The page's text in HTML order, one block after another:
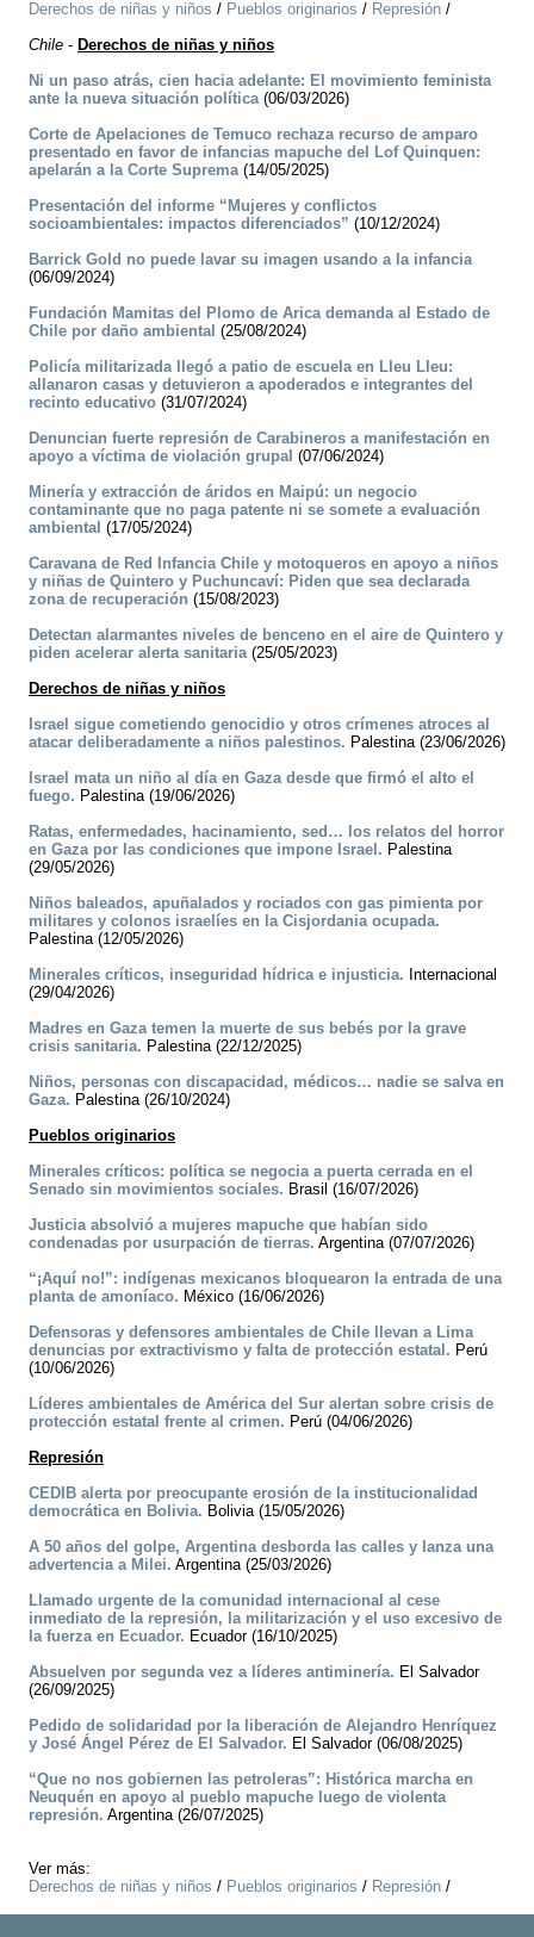
Derechos de niñas y niños / Pueblos originarios / Represión /
Chile - Derechos de niñas y niños
Ni un paso atrás, cien hacia adelante: El movimiento feminista
ante la nueva situación política(06/03/2026)
Corte de Apelaciones de Temuco rechaza recurso de amparo
presentado en favor de infancias mapuche del Lof Quinquen:
apelarán a la Corte Suprema(14/05/2025)
Presentación del informe “Mujeres y conflictos
socioambientales: impactos diferenciados” (10/12/2024)
Barrick Gold no puede lavar su imagen usando a la infancia
(06/09/2024)
Fundación Mamitas del Plomo de Arica demanda al Estado de
Chile por daño ambiental (25/08/2024)
Policía militarizada llegó a patio de escuela en Lleu Lleu:
allanaron casas y detuvieron a apoderados e integrantes del
recinto educativo (31/07/2024)
Denuncian fuerte represión de Carabineros a manifestación en
apoyo a víctima de violación grupal (07/06/2024)
Minería y extracción de áridos en Maipú: un negocio
contaminante que no paga patente ni se somete a evaluación
ambiental (17/05/2024)
Caravana de Red Infancia Chile y motoqueros en apoyo a niños
y niñas de Quintero y Puchuncaví: Piden que sea declarada
zona de recuperación (15/08/2023)
Detectan alarmantes niveles de benceno en el aire de Quintero y
piden acelerar alerta sanitaria(25/05/2023)
Derechos de niñas y niños
Israel sigue cometiendo genocidio y otros crímenes atroces al
atacar deliberadamente a niños palestinos. Palestina (23/06/2026)
Israel mata un niño al día en Gaza desde que firmó el alto el
fuego. Palestina (19/06/2026)
Ratas, enfermedades, hacinamiento, sed… los relatos del horror
en Gaza por las condiciones que impone Israel. Palestina
(29/05/2026)
Niños baleados, apuñalados y rociados con gas pimienta por
militares y colonos israelíes en la Cisjordania ocupada.
Palestina (12/05/2026)
Minerales críticos, inseguridad hídrica e injusticia. Internacional
(29/04/2026)
Madres en Gaza temen la muerte de sus bebés por la grave
crisis sanitaria. Palestina (22/12/2025)
Niños, personas con discapacidad, médicos… nadie se salva en
Gaza. Palestina (26/10/2024)
Pueblos originarios
Minerales críticos: política se negocia a puerta cerrada en el
Senado sin movimientos sociales. Brasil (16/07/2026)
Justicia absolvió a mujeres mapuche que habían sido
condenadas por usurpación de tierras. Argentina (07/07/2026)
“¡Aquí no!”: indígenas mexicanos bloquearon la entrada de una
planta de amoníaco. México (16/06/2026)
Defensoras y defensores ambientales de Chile llevan a Lima
denuncias por extractivismo y falta de protección estatal. Perú
(10/06/2026)
Líderes ambientales de América del Sur alertan sobre crisis de
protección estatal frente al crimen. Perú (04/06/2026)
Represión
CEDIB alerta por preocupante erosión de la institucionalidad
democrática en Bolivia. Bolivia (15/05/2026)
A 50 años del golpe, Argentina desborda las calles y lanza una
advertencia a Milei. Argentina (25/03/2026)
Llamado urgente de la comunidad internacional al cese
inmediato de la represión, la militarización y el uso excesivo de
la fuerza en Ecuador. Ecuador (16/10/2025)
Absuelven por segunda vez a líderes antiminería. El Salvador
(26/09/2025)
Pedido de solidaridad por la liberación de Alejandro Henríquez
y José Ángel Pérez de El Salvador. El Salvador (06/08/2025)
“Que no nos gobiernen las petroleras”: Histórica marcha en
Neuquén en apoyo al pueblo mapuche luego de violenta
represión. Argentina (26/07/2025)
Ver más:
Derechos de niñas y niños / Pueblos originarios / Represión /